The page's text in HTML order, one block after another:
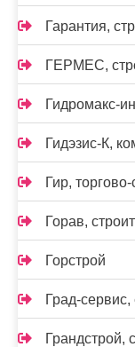
Гарантия,
ГЕРМЕС,
Гидромакс-
Гидэзис-К,
Гир,
Горав,
Горстрой
Град-
Грандстрой,